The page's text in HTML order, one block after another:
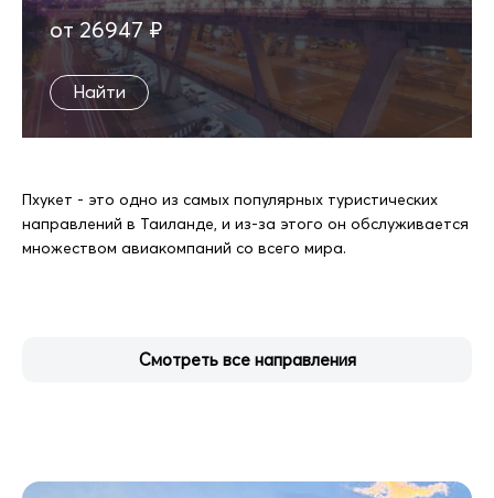
от 26947 ₽
Найти
Пхукет - это одно из самых популярных туристических
направлений в Таиланде, и из-за этого он обслуживается
множеством авиакомпаний со всего мира.
Смотреть все направления